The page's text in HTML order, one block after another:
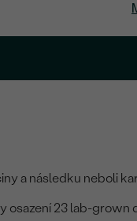
a následku neboli
osazení 23 lab-grown